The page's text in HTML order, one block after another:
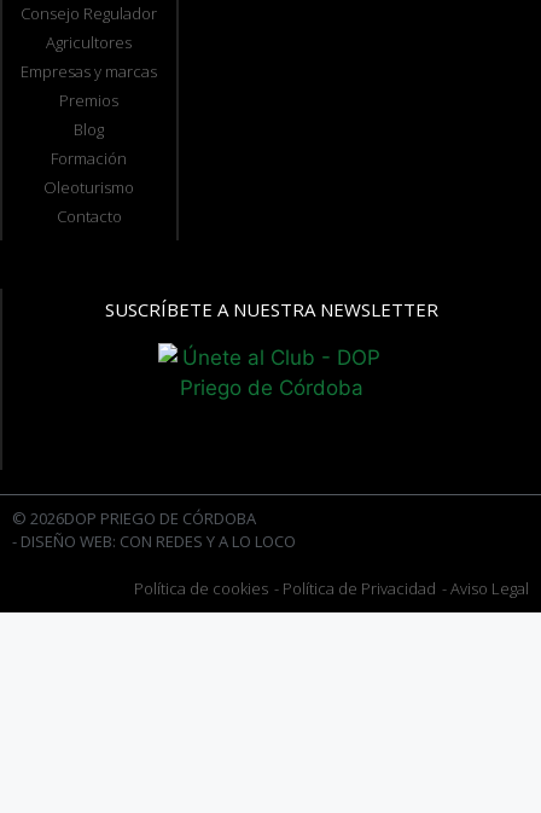
Consejo Regulador
Agricultores
Empresas y marcas
Premios
Blog
Formación
Oleoturismo
Contacto
SUSCRÍBETE A NUESTRA NEWSLETTER
© 2026DOP PRIEGO DE CÓRDOBA
- DISEÑO WEB: CON REDES Y A LO LOCO
Política de cookies - Política de Privacidad - Aviso Legal